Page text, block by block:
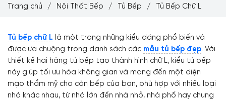
Trang chủ / Nội Thất Bếp / Tủ Bếp / Tủ Bếp Chữ L
Tủ bếp chữ L là một trong những kiểu dáng phổ biến và
được ưa chuộng trong danh sách các mẫu tủ bếp đẹp. Với
thiết kế hai hàng tủ bếp tạo thành hình chữ L, kiểu tủ bếp
này giúp tối ưu hóa không gian và mang đến một diện
mạo thẩm mỹ cho căn bếp của bạn, phù hợp với nhiều loại
nhà khác nhau, từ nhà lớn đến nhà nhỏ, nhà phố hay chung